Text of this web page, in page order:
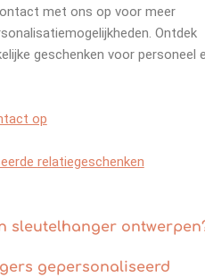
met ons op voor meer
Ontdek
geschenken voor personeel
op
relatiegeschenken
sleutelhanger
gepersonaliseerd